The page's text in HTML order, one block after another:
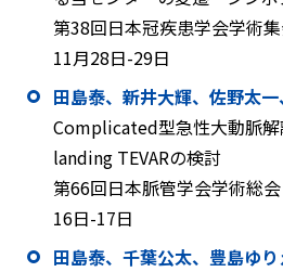
第38回日本冠疾患学会学術
11月28日-29日
田島泰、新井大輝、佐野太
Complicated型急性大動脈
landing TEVARの検討
第66回日本脈管学会学術総
16日-17日
田島泰、千葉公太、豊島ゆ